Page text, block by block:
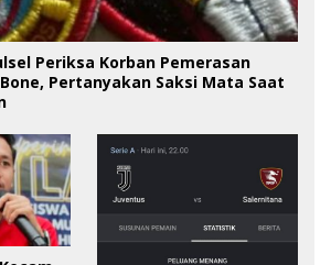
Periksa Korban Pemerasan
Pertanyakan Saksi Mata Saat